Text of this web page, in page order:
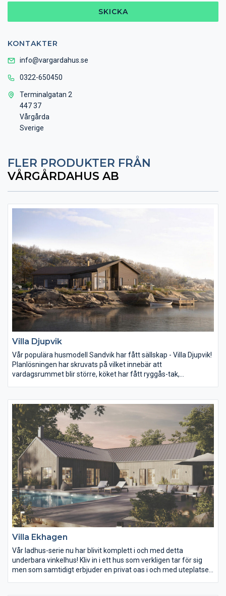
SKICKA
KONTAKTER
info@vargardahus.se
0322-650450
Terminalgatan 2
447 37
Vårgårda
Sverige
FLER PRODUKTER FRÅN
VÅRGÅRDAHUS AB
Villa Djupvik
Vår populära husmodell Sandvik har fått sällskap - Villa Djupvik!
Planlösningen har skruvats på vilket innebär att
vardagsrummet blir större, köket har fått ryggås-tak,
ett mer avskalat uttryck, vilket gör att huset får ett underbart
ljusinsläpp! Samlas runt köksön på middagsbjudningen, njut av
utsikten från vardagsrummet och låt groventrén och
tvättstugan svälja vardagens smutsiga stövlar.
Villa Ekhagen
Vår ladhus-serie nu har blivit komplett i och med detta
underbara vinkelhus! Kliv in i ett hus som verkligen tar för sig
men som samtidigt erbjuder en privat oas i och med uteplatsen